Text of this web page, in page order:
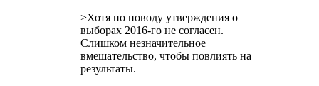
>Хотя по поводу утверждения о
выборах 2016-го не согласен.
Слишком незначительное
вмешательство, чтобы повлиять на
результаты.